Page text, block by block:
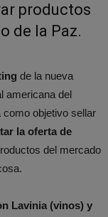
productos
de la Paz.
de la nueva
americana del
como objetivo sellar
la oferta de
del mercado
Lavinia (vinos) y